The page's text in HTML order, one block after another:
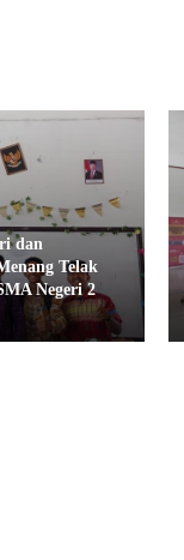
dan
Telak
Negeri 2